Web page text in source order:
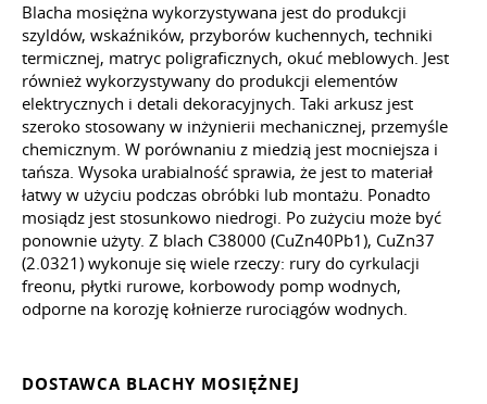
Blacha mosiężna wykorzystywana jest do produkcji
szyldów, wskaźników, przyborów kuchennych, techniki
termicznej, matryc poligraficznych, okuć meblowych. Jest
również wykorzystywany do produkcji elementów
elektrycznych i detali dekoracyjnych. Taki arkusz jest
szeroko stosowany w inżynierii mechanicznej, przemyśle
chemicznym. W porównaniu z miedzią jest mocniejsza i
tańsza. Wysoka urabialność sprawia, że jest to materiał
łatwy w użyciu podczas obróbki lub montażu. Ponadto
mosiądz jest stosunkowo niedrogi. Po zużyciu może być
ponownie użyty. Z blach C38000 (CuZn40Pb1), CuZn37
(2.0321) wykonuje się wiele rzeczy: rury do cyrkulacji
freonu, płytki rurowe, korbowody pomp wodnych,
odporne na korozję kołnierze rurociągów wodnych.
DOSTAWCA BLACHY MOSIĘŻNEJ